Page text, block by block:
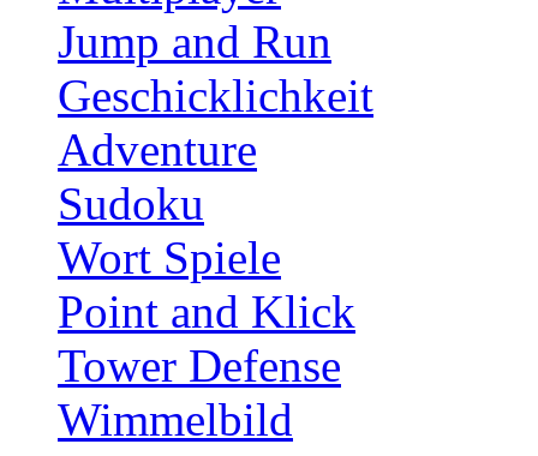
Jump and Run
Geschicklichkeit
Adventure
Sudoku
Wort Spiele
Point and Klick
Tower Defense
Wimmelbild